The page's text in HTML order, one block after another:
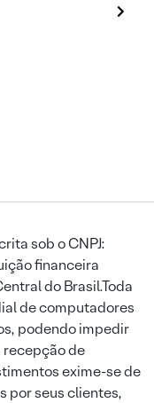
sob o CNPJ:
financeira
do Brasil.Toda
de computadores
podendo impedir
recepção de
exime-se de
por seus clientes,